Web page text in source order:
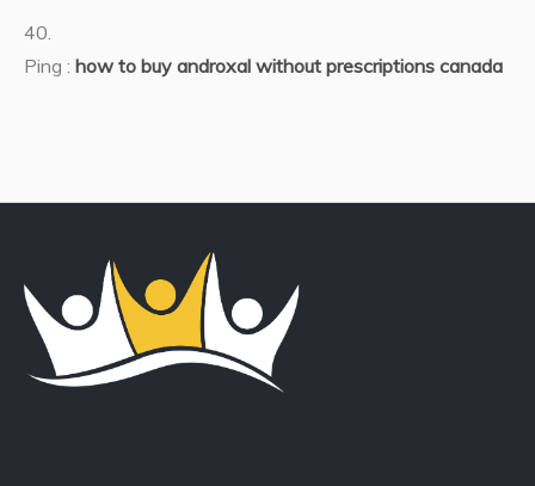
Ping : how to buy androxal without prescriptions canada